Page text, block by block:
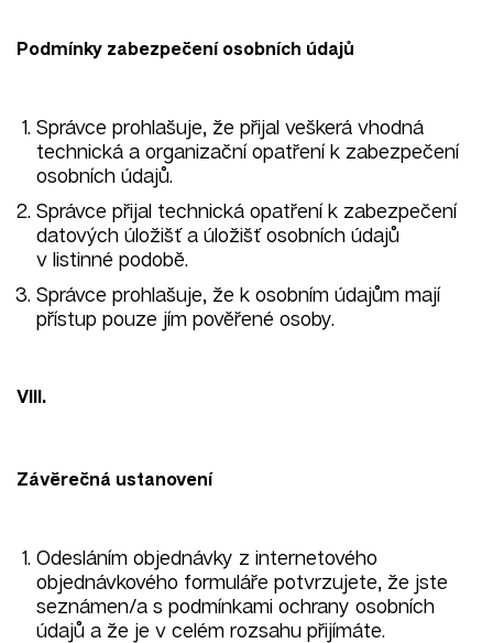
Podmínky zabezpečení osobních údajů
Správce prohlašuje, že přijal veškerá vhodná
technická a organizační opatření k zabezpečení
osobních údajů.
Správce přijal technická opatření k zabezpečení
datových úložišť a úložišť osobních údajů
v listinné podobě.
Správce prohlašuje, že k osobním údajům mají
přístup pouze jím pověřené osoby.
VIII.
Závěrečná ustanovení
Odesláním objednávky z internetového
objednávkového formuláře potvrzujete, že jste
seznámen/a s podmínkami ochrany osobních
údajů a že je v celém rozsahu přijímáte.